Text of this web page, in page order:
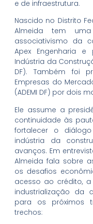
e de infraestrutura.
Nascido no Distrito
Almeida tem
associativismo da
Apex Engenharia
Indústria da
DF). Também foi
Empresas do
(ADEMI DF) por dois
Ele assume a
continuidade às
fortalecer o
indústria da
avanços. Em
Almeida fala sobre
os desafios
acesso ao crédito,
industrialização da
para os próximos
trechos: